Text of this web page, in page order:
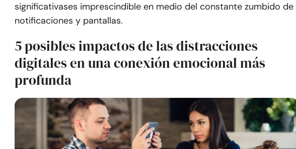
significativases imprescindible en medio del constante zumbido de
notificaciones y pantallas.
5 posibles impactos de las distracciones
digitales en una conexión emocional más
profunda